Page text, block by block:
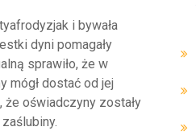
i bywała
dyni pomagały
sprawiło, że w
mógł dostać od jej
że oświadczyny zostały